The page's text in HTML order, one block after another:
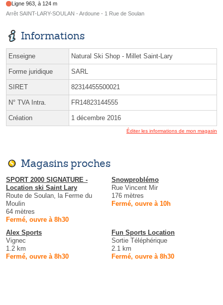
Ligne 963, à 124 m
Arrêt SAINT-LARY-SOULAN - Ardoune - 1 Rue de Soulan
Informations
Enseigne Natural Ski Shop - Millet Saint-Lary
Forme juridique SARL
SIRET 82314455500021
N° TVA Intra. FR14823144555
Création 1 décembre 2016
Éditer les informations de mon magasin
Magasins proches
SPORT 2000 SIGNATURE -
Location ski Saint Lary
Route de Soulan, la Ferme du
Moulin
64 mètres
Fermé, ouvre à 8h30
Snowproblémo
Rue Vincent Mir
176 mètres
Fermé, ouvre à 10h
Alex Sports
Vignec
1.2 km
Fermé, ouvre à 8h30
Fun Sports Location
Sortie Téléphérique
2.1 km
Fermé, ouvre à 8h30